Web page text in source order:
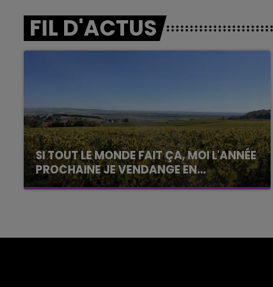
FIL D'ACTUS
SI TOUT LE MONDE FAIT ÇA, MOI L'ANNÉE
PROCHAINE JE VENDANGE EN...
La vendange en Champagne a débuté ce jeudi